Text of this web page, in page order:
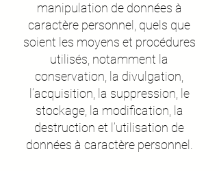
manipulation de données à
caractère personnel, quels que
soient les moyens et procédures
utilisés, notamment la
conservation, la divulgation,
l’acquisition, la suppression, le
stockage, la modification, la
destruction et l’utilisation de
données à caractère personnel.